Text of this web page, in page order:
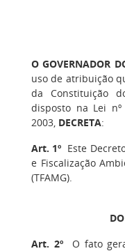
O GOVERNADOR
uso de atribuição
da Constituição
disposto na Lei
2003, DECRETA:
Art. 1º Este
e Fiscalização
(TFAMG).
Art. 2ºO fato